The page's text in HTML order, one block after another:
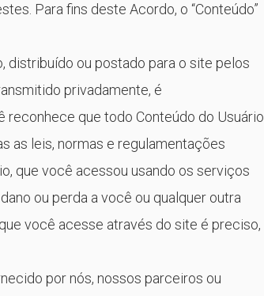
Para fins deste Acordo, o “Conteúdo”
distribuído ou postado para o site pelos
privadamente, é
reconhece que todo Conteúdo do Usuário
as leis, normas e regulamentações
que você acessou usando os serviços
ou perda a você ou qualquer outra
você acesse através do site é preciso,
por nós, nossos parceiros ou